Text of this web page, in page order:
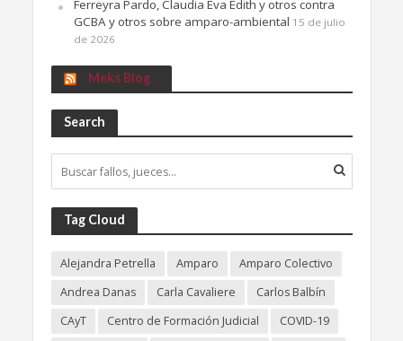
Ferreyra Pardo, Claudia Eva Edith y otros contra
GCBA y otros sobre amparo-ambiental 15 de julio
de 2026
Meks Blog
Search
Tag Cloud
Alejandra Petrella Amparo
Amparo Colectivo
Andrea Danas
Carla Cavaliere
Carlos Balbín
CAyT
Centro de Formación Judicial
COVID-19